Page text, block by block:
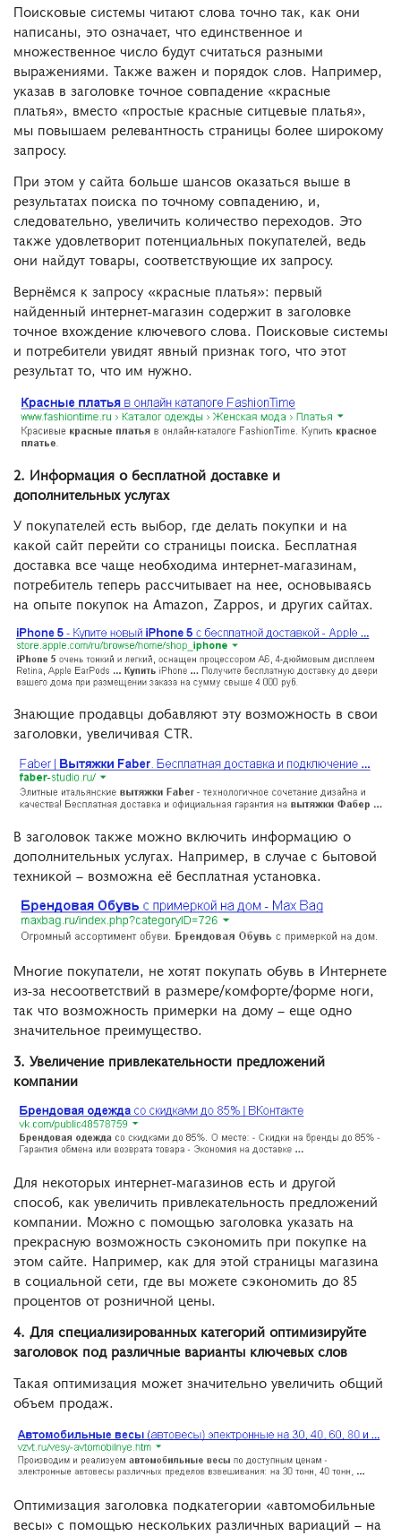
Поисковые системы читают слова точно так, как они
написаны, это означает, что единственное и
множественное число будут считаться разными
выражениями. Также важен и порядок слов. Например,
указав в заголовке точное совпадение «красные
платья», вместо «простые красные ситцевые платья»,
мы повышаем релевантность страницы более широкому
запросу.
При этом у сайта больше шансов оказаться выше в
результатах поиска по точному совпадению, и,
следовательно, увеличить количество переходов. Это
также удовлетворит потенциальных покупателей, ведь
они найдут товары, соответствующие их запросу.
Вернёмся к запросу «красные платья»: первый
найденный интернет-магазин содержит в заголовке
точное вхождение ключевого слова. Поисковые системы
и потребители увидят явный признак того, что этот
результат то, что им нужно.
2. Информация о бесплатной доставке и
дополнительных услугах
У покупателей есть выбор, где делать покупки и на
какой сайт перейти со страницы поиска. Бесплатная
доставка все чаще необходима интернет-магазинам,
потребитель теперь рассчитывает на нее, основываясь
на опыте покупок на Amazon, Zappos, и других сайтах.
Знающие продавцы добавляют эту возможность в свои
заголовки, увеличивая CTR.
В заголовок также можно включить информацию о
дополнительных услугах. Например, в случае с бытовой
техникой – возможна её бесплатная установка.
Многие покупатели, не хотят покупать обувь в Интернете
из-за несоответствий в размере/комфорте/форме ноги,
так что возможность примерки на дому – еще одно
значительное преимущество.
3. Увеличение привлекательности предложений
компании
Для некоторых интернет-магазинов есть и другой
способ, как увеличить привлекательность предложений
компании. Можно с помощью заголовка указать на
прекрасную возможность сэкономить при покупке на
этом сайте. Например, как для этой страницы магазина
в социальной сети, где вы можете сэкономить до 85
процентов от розничной цены.
4. Для специализированных категорий оптимизируйте
заголовок под различные варианты ключевых слов
Такая оптимизация может значительно увеличить общий
объем продаж.
Оптимизация заголовка подкатегории «автомобильные
весы» с помощью нескольких различных вариаций – на